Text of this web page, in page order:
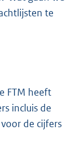
te
FTM heeft
incluis de
de cijfers